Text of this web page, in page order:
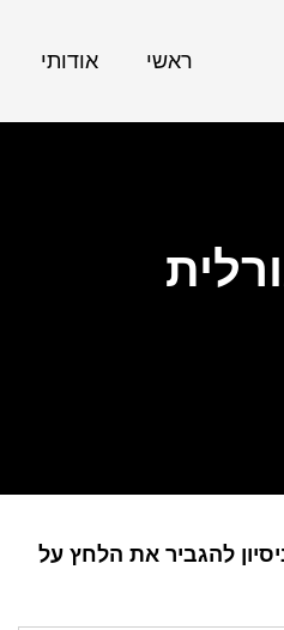
ראשי אודותי
להגביר את הלחץ על